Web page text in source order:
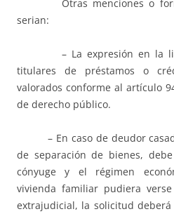
Otras menciones o
serian:
– La expresión en la
titulares de préstamos o
valorados conforme al artículo
de derecho público.
– En caso de deudor
de separación de bienes,
cónyuge y el régimen
vivienda familiar pudiera
extrajudicial, la solicitud